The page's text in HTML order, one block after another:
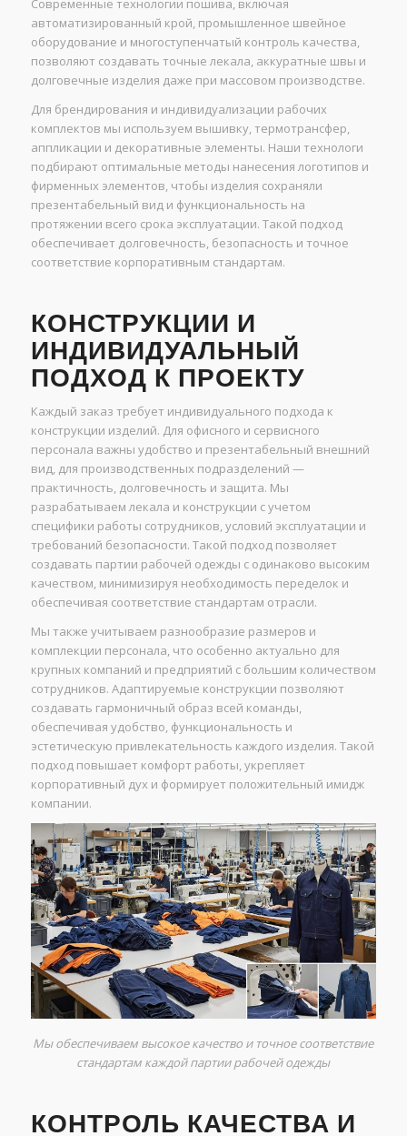
Современные технологии пошива, включая
автоматизированный крой, промышленное швейное
оборудование и многоступенчатый контроль качества,
позволяют создавать точные лекала, аккуратные швы и
долговечные изделия даже при массовом производстве.
Для брендирования и индивидуализации рабочих
комплектов мы используем вышивку, термотрансфер,
аппликации и декоративные элементы. Наши технологи
подбирают оптимальные методы нанесения логотипов и
фирменных элементов, чтобы изделия сохраняли
презентабельный вид и функциональность на
протяжении всего срока эксплуатации. Такой подход
обеспечивает долговечность, безопасность и точное
соответствие корпоративным стандартам.
КОНСТРУКЦИИ И
ИНДИВИДУАЛЬНЫЙ
ПОДХОД К ПРОЕКТУ
Каждый заказ требует индивидуального подхода к
конструкции изделий. Для офисного и сервисного
персонала важны удобство и презентабельный внешний
вид, для производственных подразделений —
практичность, долговечность и защита. Мы
разрабатываем лекала и конструкции с учетом
специфики работы сотрудников, условий эксплуатации и
требований безопасности. Такой подход позволяет
создавать партии рабочей одежды с одинаково высоким
качеством, минимизируя необходимость переделок и
обеспечивая соответствие стандартам отрасли.
Мы также учитываем разнообразие размеров и
комплекции персонала, что особенно актуально для
крупных компаний и предприятий с большим количеством
сотрудников. Адаптируемые конструкции позволяют
создавать гармоничный образ всей команды,
обеспечивая удобство, функциональность и
эстетическую привлекательность каждого изделия. Такой
подход повышает комфорт работы, укрепляет
корпоративный дух и формирует положительный имидж
компании.
Мы обеспечиваем высокое качество и точное соответствие
стандартам каждой партии рабочей одежды
КОНТРОЛЬ КАЧЕСТВА И